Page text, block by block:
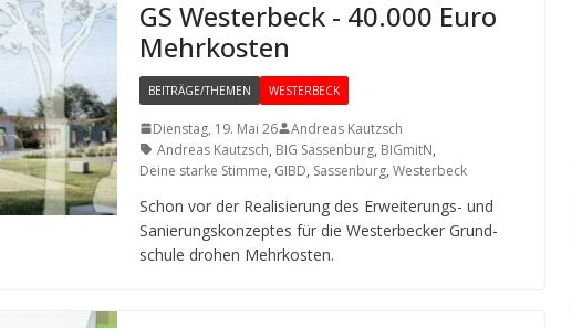
GS Wes­ter­beck - 40.000 Euro
Mehrkosten
BEITRÄGE/THEMEN WESTERBECK
Dienstag, 19. Mai 26
Andreas Kautzsch
Andreas Kautzsch, BIG Sassenburg, BIGmitN,
Deine starke Stimme, GIBD, Sassenburg, Westerbeck
Schon vor der Rea­li­sie­rung des Erwei­te­rungs- und
Sanie­rungs­kon­zep­tes für die Wes­ter­be­cker Grund­
schule dro­hen Mehrkosten.